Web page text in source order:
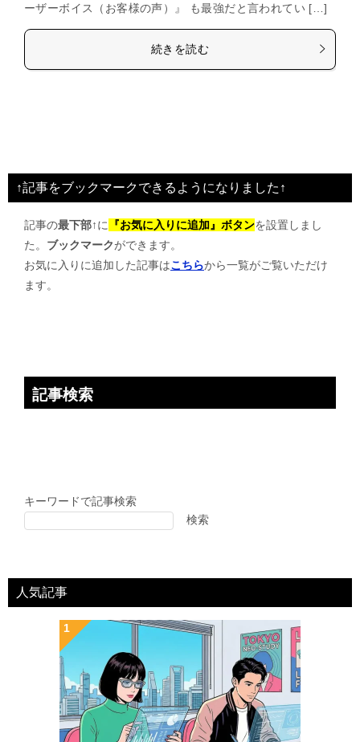
ーザーボイス（お客様の声）』 も最強だと言われてい […]
続きを読む
↑記事をブックマークできるようになりました↑
記事の最下部↑に 『お気に入りに追加』ボタンを設置しまし
た。 ブックマークができます。
お気に入りに追加した記事はこちらから一覧がご覧いただけ
ます。
記事検索
キーワードで記事検索
検索
人気記事